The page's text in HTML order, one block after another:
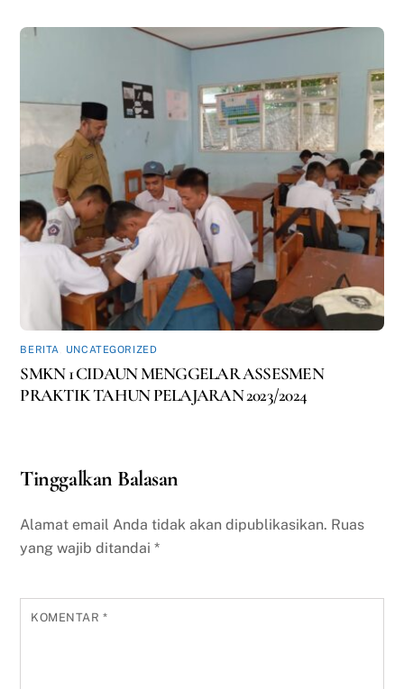
BERITA UNCATEGORIZED
SMKN 1 CIDAUN MENGGELAR ASSESMEN
PRAKTIK TAHUN PELAJARAN 2023/2024
Tinggalkan Balasan
Alamat email Anda tidak akan dipublikasikan. Ruas
yang wajib ditandai*
KOMENTAR*